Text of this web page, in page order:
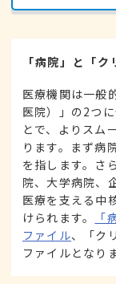
「病院」と「
医療機関は一般
医院）」の2つ
とで、よりスム
ります。まず病
を指します。さ
院、大学病院、
医療を支える中
けられます。
「
ファイル、「ク
ファイルとなり